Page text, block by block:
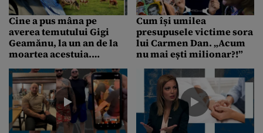
Cine a pus mâna pe
averea temutului Gigi
Geamănu, la un an de la
moartea acestuia.
răsucește în mormânt
Cum își umilea
presupusele victime sora
lui Carmen Dan. „Acum
nu mai ești milionar?!”